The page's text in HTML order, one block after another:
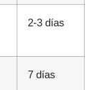
2-3 días
7 días